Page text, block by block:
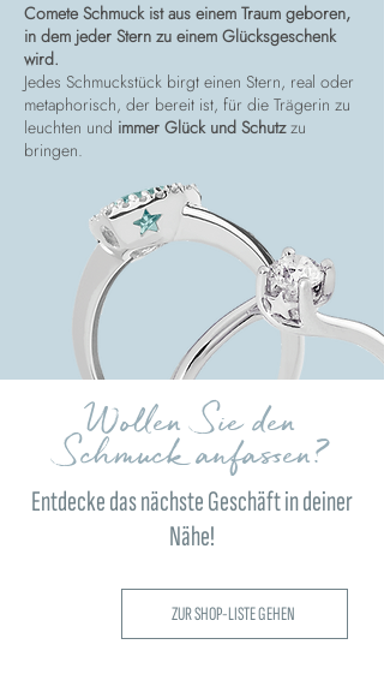
Comete Schmuck ist aus einem Traum geboren,
in dem jeder Stern zu einem Glücksgeschenk
wird.
Jedes Schmuckstück birgt einen Stern, real oder
metaphorisch, der bereit ist, für die Trägerin zu
leuchten und immer Glück und Schutzzu
bringen.
Wollen Sie den
Schmuck anfassen?
Entdecke das nächste Geschäft in deiner
Nähe!
ZUR SHOP-LISTE GEHEN